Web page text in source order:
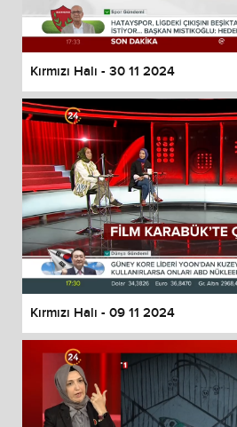
Kırmızı Halı - 30 11 2024
Kırmızı Halı - 09 11 2024